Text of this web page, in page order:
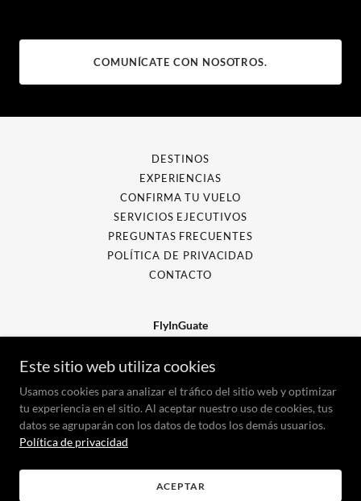
COMUNÍCATE CON NOSOTROS.
DESTINOS
EXPERIENCIAS
CONFIRMA TU VUELO
SERVICIOS EJECUTIVOS
PREGUNTAS FRECUENTES
POLÍTICA DE PRIVACIDAD
CONTACTO
FlyInGuate
aeronáutico.
+502 5550-7700 3000-7700
Copyright © 2026 FlyInGuate - All Rights Reserved.
Este sitio web utiliza cookies
Usamos cookies para analizar el tráfico del sitio web y optimizar
tu experiencia en el sitio. Al aceptar nuestro uso de cookies, tus
datos se agruparán con los datos de todos los demás usuarios.
Política de privacidad
ACEPTAR